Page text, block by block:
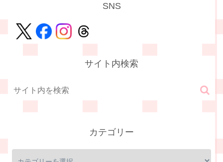
SNS
サイト内検索
カテゴリー